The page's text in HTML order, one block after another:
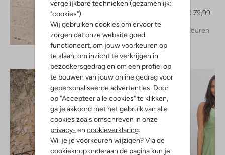
vergelijkbare technieken (gezamenlijk:
"cookies").
Wij gebruiken cookies om ervoor te
zorgen dat onze website goed
functioneert, om jouw voorkeuren op
te slaan, om inzicht te verkrijgen in
bezoekersgedrag en om een profiel op
te bouwen van jouw online gedrag voor
gepersonaliseerde advertenties. Door
op "Accepteer alle cookies" te klikken,
ga je akkoord met het gebruik van alle
cookies zoals omschreven in onze
privacy- en cookieverklaring
Wil je je voorkeuren wijzigen? Via de
cookieknop onderaan de pagina kun je
Ontdek de look
Top
€ 79,99
+ meer kleuren